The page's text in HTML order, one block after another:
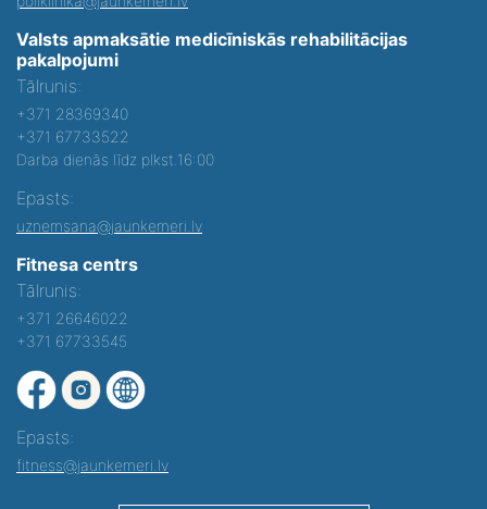
Valsts apmaksātie medicīniskās rehabilitācijas
pakalpojumi
Tālrunis:
+371 28369340
+371 67733522
Darba dienās līdz plkst.16:00
Epasts:
uznemsana@jaunkemeri.lv
Fitnesa centrs
Tālrunis:
+371 26646022
+371 67733545
Epasts:
fitness@jaunkemeri.lv